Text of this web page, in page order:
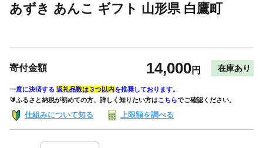
あずき あんこ ギフト 山形県 白鷹町
寄付金額 14,000円 在庫あり
一度に決済する 返礼品数は３つ以内を推奨しております。
🔰ふるさと納税が初めての方、詳しく知りたい方はこちらでご確認ください。
仕組みについて知る 上限額を調べる